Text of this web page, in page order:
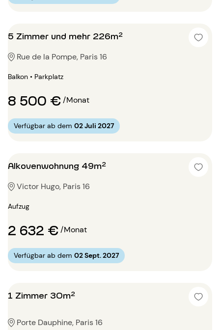
5 Zimmer und mehr 226m²
Rue de la Pompe, Paris 16
Balkon • Parkplatz
8 500 €/Monat
Verfügbar ab dem 02 Juli 2027
Alkovenwohnung 49m²
Victor Hugo, Paris 16
Aufzug
2 632 €/Monat
Verfügbar ab dem 02 Sept. 2027
1 Zimmer 30m²
Porte Dauphine, Paris 16